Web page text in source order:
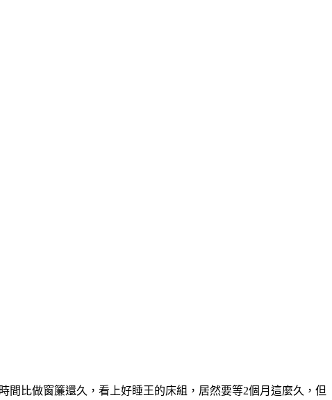
比做窗簾還久，看上好睡王的床組，居然要等2個月這麼久，但